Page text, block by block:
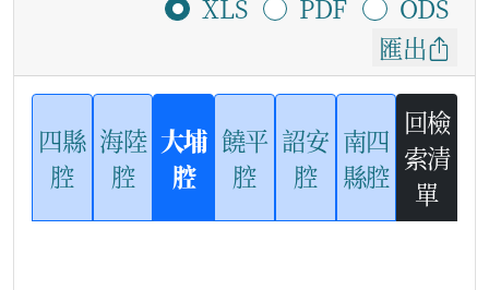
XLS
PDF
ODS
匯出
四縣
腔
海陸
腔
大埔
腔
饒平
腔
詔安
腔
南四
縣腔
回檢
索清
單